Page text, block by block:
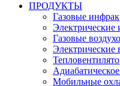
ПРОДУКТЫ
Газовые
Электрические
Газовые
Электрические
Мобильные